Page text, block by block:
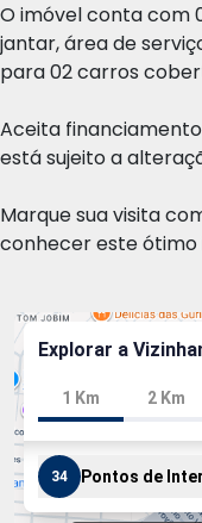
O imóvel conta com
jantar, área de
para 02 carros
Aceita
está sujeito a
Marque sua visita
conhecer este ótimo